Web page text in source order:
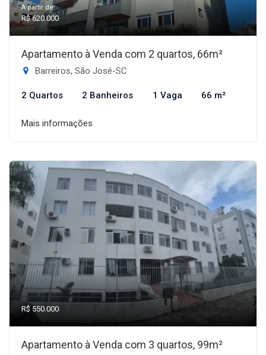
A partir de:
R$ 620.000
Apartamento à Venda com 2 quartos, 66m²
Barreiros, São José-SC
2 Quartos 2 Banheiros 1 Vaga 66 m²
Mais informações
R$ 550.000
Apartamento à Venda com 3 quartos, 99m²